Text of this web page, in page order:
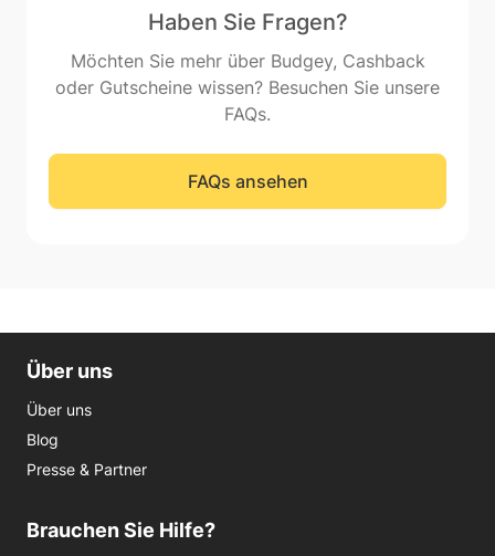
Haben Sie Fragen?
Möchten Sie mehr über Budgey, Cashback
oder Gutscheine wissen? Besuchen Sie unsere
FAQs.
FAQs ansehen
Über uns
Über uns
Blog
Presse & Partner
Brauchen Sie Hilfe?